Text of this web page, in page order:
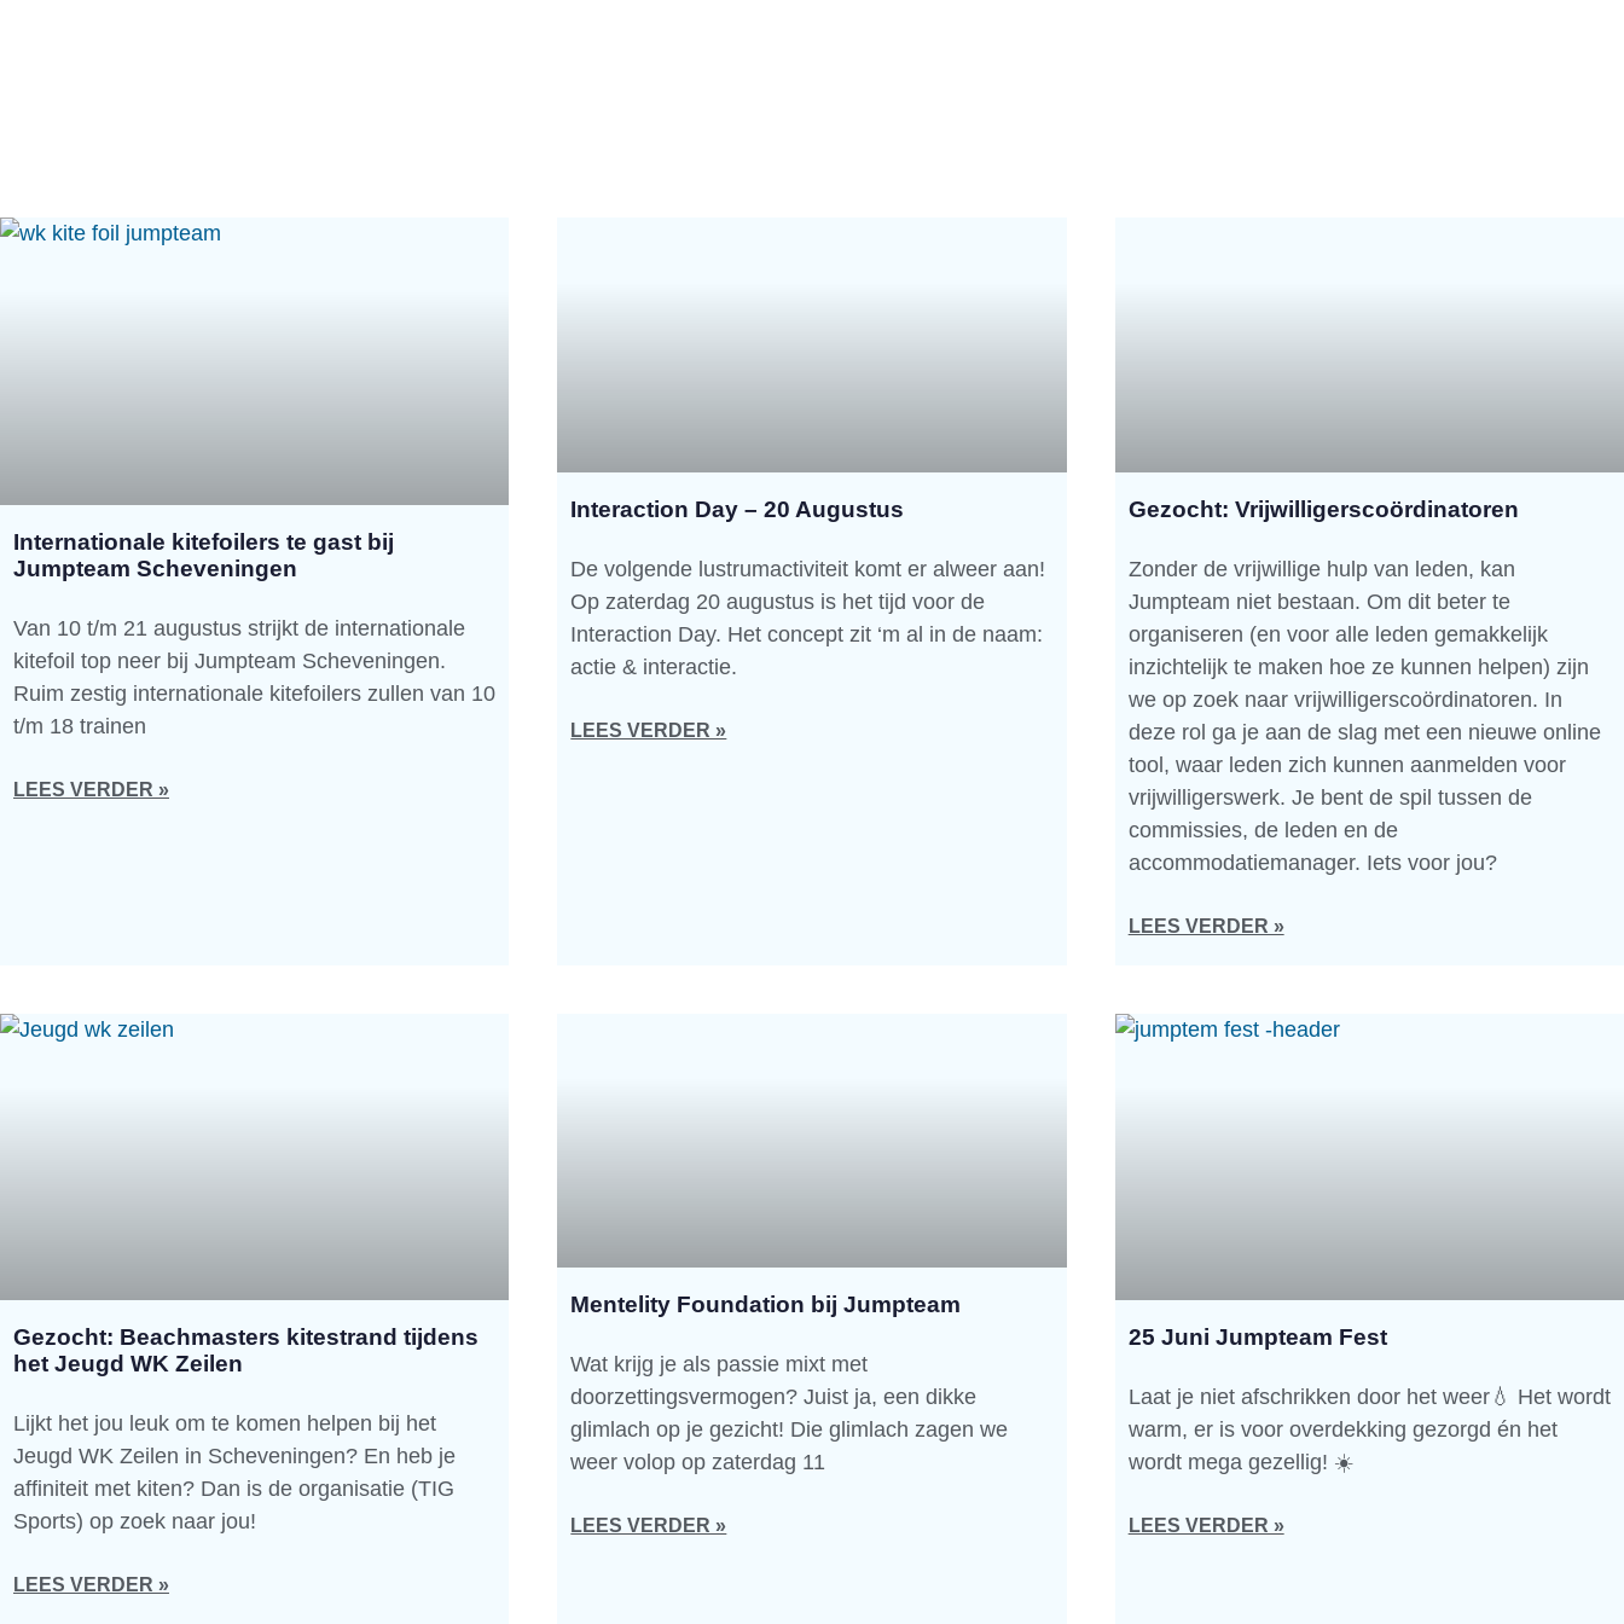
Internationale kitefoilers te gast bij
Jumpteam Scheveningen
Van 10 t/m 21 augustus strijkt de internationale
kitefoil top neer bij Jumpteam Scheveningen.
Ruim zestig internationale kitefoilers zullen van 10
t/m 18 trainen
LEES VERDER »
Interaction Day – 20 Augustus
De volgende lustrumactiviteit komt er alweer aan!
Op zaterdag 20 augustus is het tijd voor de
Interaction Day. Het concept zit ‘m al in de naam:
actie & interactie.
LEES VERDER »
Gezocht: Vrijwilligerscoördinatoren
Zonder de vrijwillige hulp van leden, kan
Jumpteam niet bestaan. Om dit beter te
organiseren (en voor alle leden gemakkelijk
inzichtelijk te maken hoe ze kunnen helpen) zijn
we op zoek naar vrijwilligerscoördinatoren. In
deze rol ga je aan de slag met een nieuwe online
tool, waar leden zich kunnen aanmelden voor
vrijwilligerswerk. Je bent de spil tussen de
commissies, de leden en de
accommodatiemanager. Iets voor jou?
LEES VERDER »
Gezocht: Beachmasters kitestrand tijdens
het Jeugd WK Zeilen
Lijkt het jou leuk om te komen helpen bij het
Jeugd WK Zeilen in Scheveningen? En heb je
affiniteit met kiten? Dan is de organisatie (TIG
Sports) op zoek naar jou!
LEES VERDER »
Mentelity Foundation bij Jumpteam
Wat krijg je als passie mixt met
doorzettingsvermogen? Juist ja, een dikke
glimlach op je gezicht! Die glimlach zagen we
weer volop op zaterdag 11
LEES VERDER »
25 Juni Jumpteam Fest
Laat je niet afschrikken door het weer💧 Het wordt
warm, er is voor overdekking gezorgd én het
wordt mega gezellig! ☀️
LEES VERDER »